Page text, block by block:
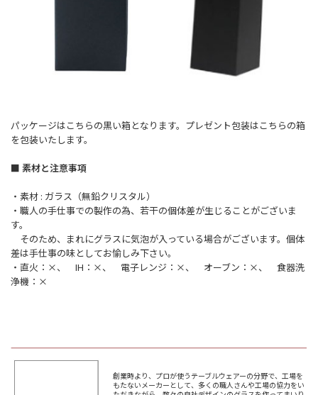
パッケージはこちらの黒い箱となります。プレゼント包装はこちらの箱
を包装いたします。
■ 素材と注意事項
・素材 : ガラス（無鉛クリスタル）
・職人の手仕事での製作の為、若干の個体差が生じることがございま
す。
そのため、まれにグラスに気泡が入っている場合がございます。個体
差は手仕事の味としてお愉しみ下さい。
・直火：×、 IH：×、 電子レンジ：×、 オーブン：×、 食器洗
浄機：×
創業時より、プロが使うテーブルウェアーの分野で、工場を
もたないメーカーとして、多くの職人さんや工場の協力をい